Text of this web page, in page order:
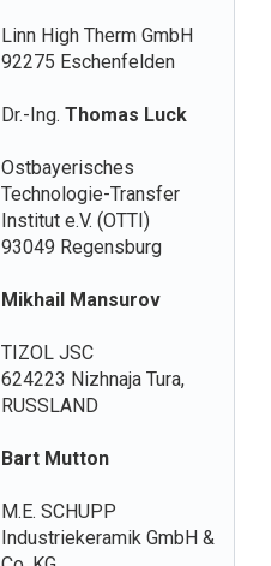
Linn High Therm GmbH
92275 Eschenfelden
Dr.-Ing. Thomas Luck
Ostbayerisches
Technologie-Transfer
Institut e.V. (OTTI)
93049 Regensburg
Mikhail Mansurov
TIZOL JSC
624223 Nizhnaja Tura,
RUSSLAND
Bart Mutton
M.E. SCHUPP
Industriekeramik GmbH &